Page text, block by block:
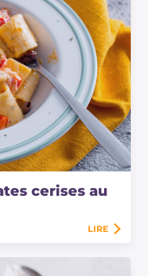
cerises au
LIRE